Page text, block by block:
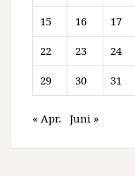
15 16 17
22 23 24
29 30 31
« Apr. Juni »